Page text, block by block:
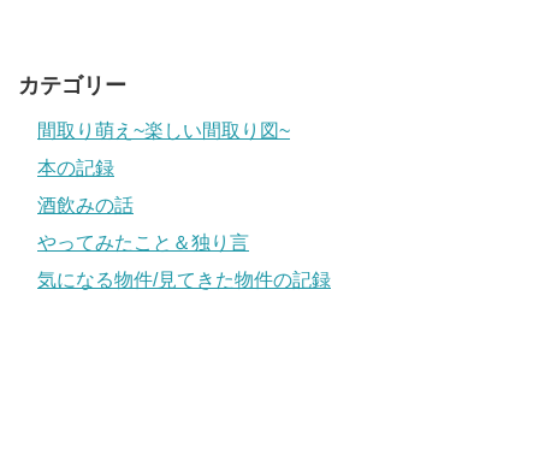
カテゴリー
間取り萌え~楽しい間取り図~
本の記録
酒飲みの話
やってみたこと＆独り言
気になる物件/見てきた物件の記録